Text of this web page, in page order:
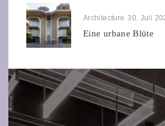
Architecture 30. Juli
Eine urbane Blüte